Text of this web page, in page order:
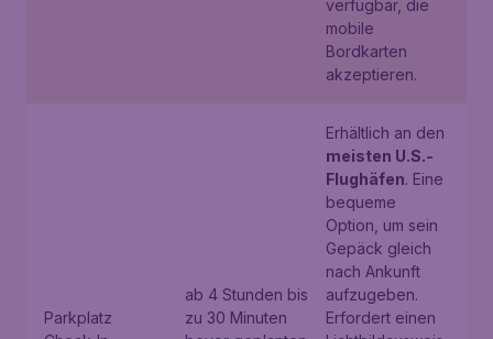
verfügbar, die
mobile
Bordkarten
akzeptieren.
Parkplatz
ab 4 Stunden bis
zu 30 Minuten
Erhältlich an den
meisten U.S.-
Flughäfen. Eine
bequeme
Option, um sein
Gepäck gleich
nach Ankunft
aufzugeben.
Erfordert einen